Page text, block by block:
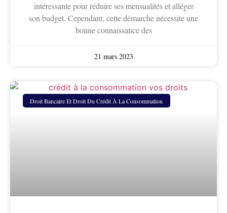
intéressante pour réduire ses mensualités et alléger
son budget. Cependant, cette démarche nécessite une
bonne connaissance des
21 mars 2023
Droit Bancaire Et Droit Du Crédit À La Consommation